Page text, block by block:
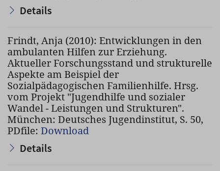
Details
Frindt, Anja (2010): Entwicklungen in den
ambulanten Hilfen zur Erziehung.
Aktueller Forschungsstand und strukturelle
Aspekte am Beispiel der
Sozialpädagogischen Familienhilfe. Hrsg.
vom Projekt "Jugendhilfe und sozialer
Wandel - Leistungen und Strukturen".
München: Deutsches Jugendinstitut, S. 50,
PDfile: Download
Details